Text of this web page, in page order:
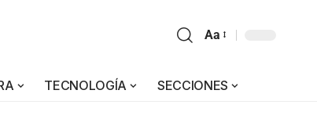
Aa
TECNOLOGÍA SECCIONES